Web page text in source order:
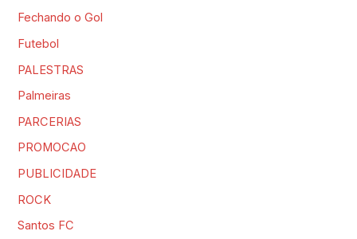
Fechando o Gol
Futebol
PALESTRAS
Palmeiras
PARCERIAS
PROMOCAO
PUBLICIDADE
ROCK
Santos FC